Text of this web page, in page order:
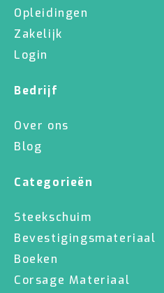
Opleidingen
Zakelijk
Login
Bedrijf
Over ons
Blog
Categorieën
Steekschuim
Bevestigingsmateriaal
Boeken
Corsage Materiaal